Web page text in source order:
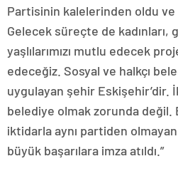
Partisinin kalelerinden oldu ve
Gelecek süreçte de kadınları,
yaşlılarımızı mutlu edecek
edeceğiz. Sosyal ve halkçı
uygulayan şehir Eskişehir’dir.
belediye olmak zorunda değil.
iktidarla aynı partiden
büyük başarılara imza atıldı.”